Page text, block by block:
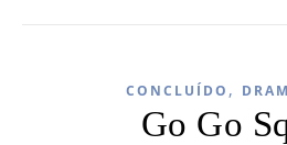
CONCLUÍDO ,
Go Go